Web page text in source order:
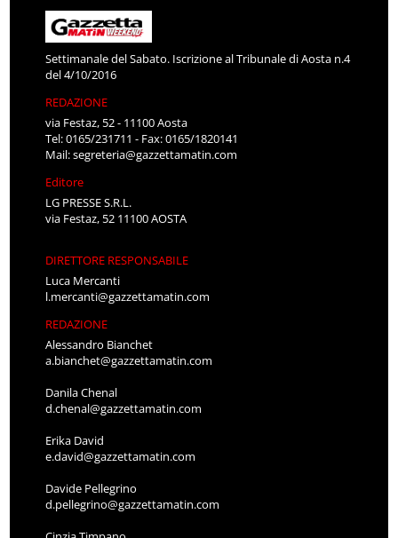
Settimanale del Sabato. Iscrizione al Tribunale di Aosta n.4
del 4/10/2016
REDAZIONE
via Festaz, 52 - 11100 Aosta
Tel: 0165/231711 - Fax: 0165/1820141
Mail:segreteria@gazzettamatin.com
Editore
LG PRESSE S.R.L.
via Festaz, 52 11100 AOSTA
DIRETTORE RESPONSABILE
Luca Mercanti
l.mercanti@gazzettamatin.com
REDAZIONE
Alessandro Bianchet
a.bianchet@gazzettamatin.com
Danila Chenal
d.chenal@gazzettamatin.com
Erika David
e.david@gazzettamatin.com
Davide Pellegrino
d.pellegrino@gazzettamatin.com